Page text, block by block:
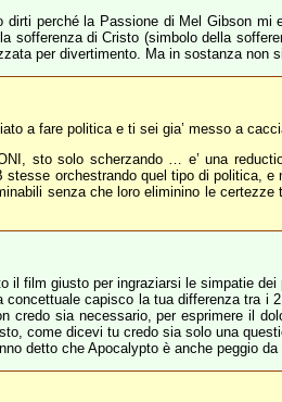
dirti perché la Passione di Mel Gibson
sofferenza di Cristo (simbolo della
per divertimento. Ma in sostanza non
a fare politica e ti sei gia’ messo a
sto solo scherzando … e’ una
orchestrando quel tipo di politica, e
senza che loro eliminino le
il film giusto per ingraziarsi le simpatie
capisco la tua differenza tra i
credo sia necessario, per esprimere il
come dicevi tu credo sia solo una
detto che Apocalypto è anche peggio